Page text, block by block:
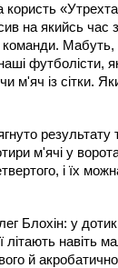
на якийсь час
команди. Мабуть,
футболісти,
м'яч із сітки.
результату
м'ячі у
і їх
Блохін: у
літають навіть
й